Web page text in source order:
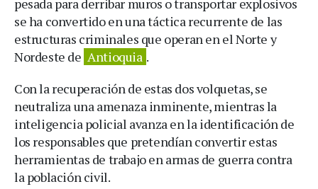
pesada para derribar muros o transportar explosivos
se ha convertido en una táctica recurrente de las
estructuras criminales que operan en el Norte y
Nordeste de Antioquia .
Con la recuperación de estas dos volquetas, se
neutraliza una amenaza inminente, mientras la
inteligencia policial avanza en la identificación de
los responsables que pretendían convertir estas
herramientas de trabajo en armas de guerra contra
la población civil.